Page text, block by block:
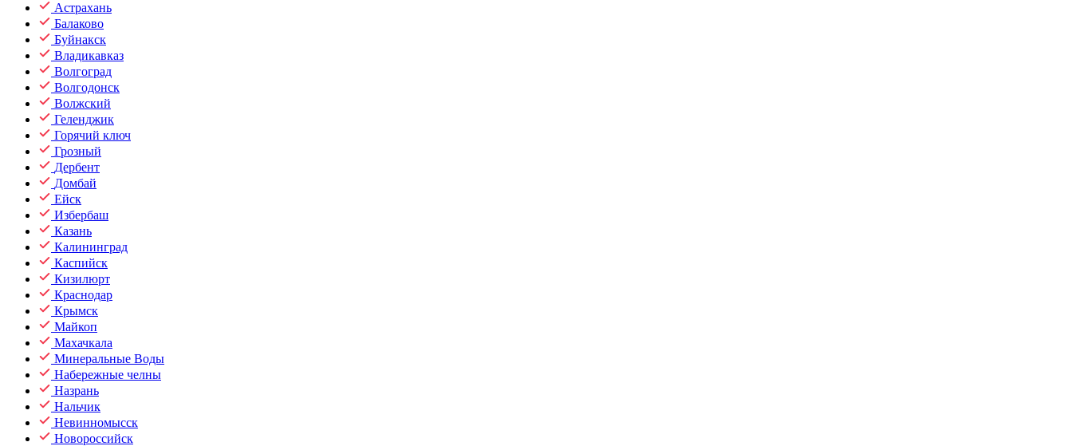
Астрахань
Балаково
Буйнакск
Владикавказ
Волгоград
Волгодонск
Волжский
Геленджик
Горячий ключ
Грозный
Дербент
Домбай
Ейск
Избербаш
Казань
Калининград
Каспийск
Кизилюрт
Краснодар
Крымск
Майкоп
Махачкала
Минеральные Воды
Набережные челны
Назрань
Нальчик
Невинномысск
Новороссийск